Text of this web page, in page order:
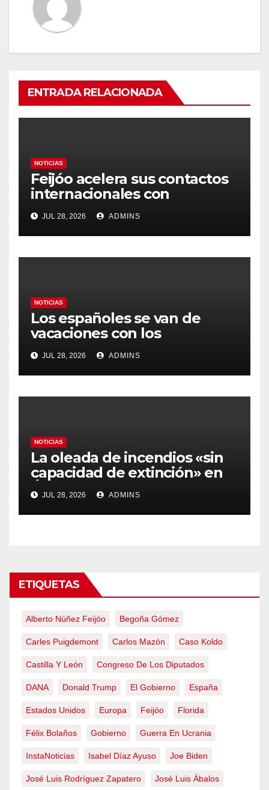
ENTRADA RELACIONADA
NOTICIAS
Feijóo acelera sus contactos
internacionales con
Latinoamérica como socio
prioritario en su agenda de
gobierno
JUL 28, 2026 ADMINS
NOTICIAS
Los españoles se van de
vacaciones con los
carburantes hasta un 21%
más caros que el año pasado
y los hoteles disparados
JUL 28, 2026 ADMINS
NOTICIAS
La oleada de incendios «sin
capacidad de extinción» en
Ávila y al oeste de Madrid
obliga a declarar la
emergencia nacional
JUL 28, 2026 ADMINS
ETIQUETAS
Alberto Núñez Feijóo Begoña Gómez
Carles Puigdemont Carlos Mazón Caso Koldo
Castilla Y León Congreso De Los Diputados
DANA Donald Trump El Gobierno España
Estados Unidos Europa Feijóo Florida
Félix Bolaños Gobierno Guerra En Ucrania
InstaNoticias Isabel Díaz Ayuso Joe Biden
José Luis Rodríguez Zapatero José Luis Ábalos